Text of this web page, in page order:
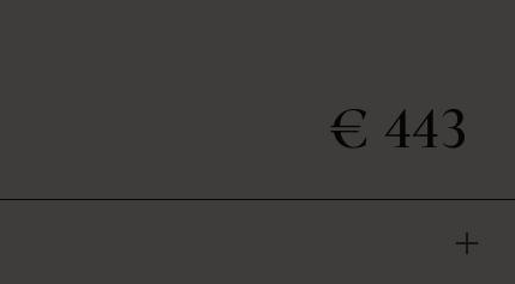
€ 443